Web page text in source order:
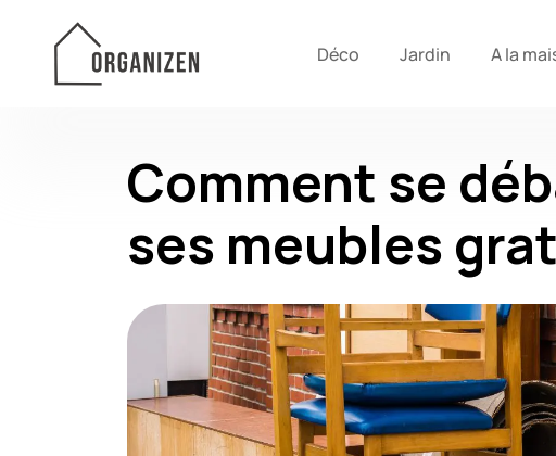
Déco Jardin A la
Comment se
ses meubles